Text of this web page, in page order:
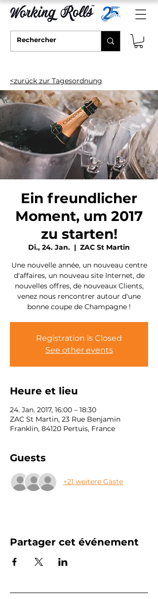
<zurück zur Tagesordnung
Ein freundlicher
Moment, um 2017
zu starten!
Di., 24. Jan.
  |
ZAC St Martin
Une nouvelle année, un nouveau centre
d'affaires, un nouveau site Internet, de
nouvelles offres, de nouveaux Clients,
venez nous rencontrer autour d'une
bonne coupe de Champagne !
Registration is Closed
See other events
Heure et lieu
24. Jan. 2017, 16:00 – 18:30
ZAC St Martin, 23 Rue Benjamin
Franklin, 84120 Pertuis, France
Guests
+21 weitere Gäste
Partager cet événement